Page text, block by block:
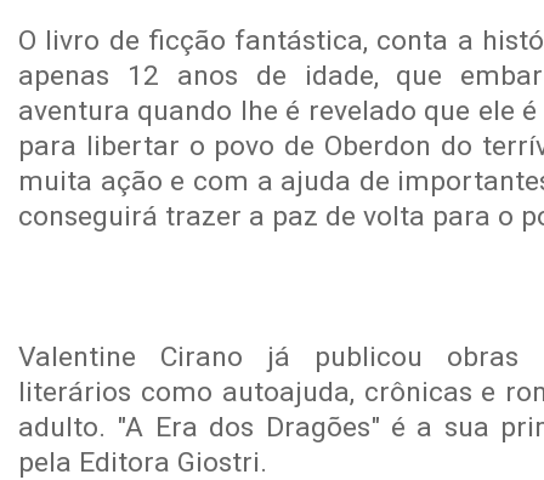
O livro de ficção fantástica, conta a
apenas 12 anos de idade, que
aventura quando lhe é revelado que ele
para libertar o povo de Oberdon do
muita ação e com a ajuda de
conseguirá trazer a paz de volta para o
Valentine Cirano já publicou obras
literários como autoajuda, crônicas e
adulto. "A Era dos Dragões" é a sua
pela Editora Giostri.